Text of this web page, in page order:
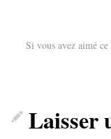
Si vous avez aimé
Laisser